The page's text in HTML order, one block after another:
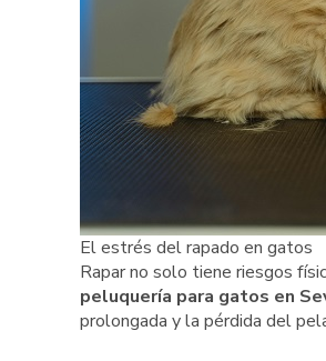
El estrés del rapado en gatos
Rapar no solo tiene riesgos
peluquería para gatos en
prolongada y la pérdida del